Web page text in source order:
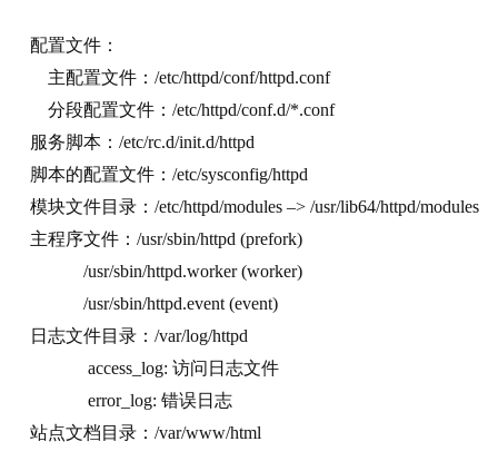
配置文件：
主配置文件：/etc/httpd/conf/httpd.conf
分段配置文件：/etc/httpd/conf.d/*.conf
服务脚本：/etc/rc.d/init.d/httpd
脚本的配置文件：/etc/sysconfig/httpd
模块文件目录：/etc/httpd/modules –> /usr/lib64/httpd/modules
主程序文件：/usr/sbin/httpd (prefork)
/usr/sbin/httpd.worker (worker)
/usr/sbin/httpd.event (event)
日志文件目录 ：/var/log/httpd
access_log: 访问日志文件
error_log: 错误日志
站点文档目录：/var/www/html